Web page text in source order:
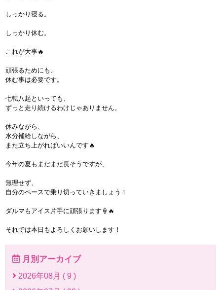
しっかり寝る。
しっかり休む。
これが大事🔥
頑張るためにも、
休む事は必要です。
七転八起といっても、
ずっと走り続けるわけじゃありません。
休みながら、
水分補給しながら、
また立ち上がればいいんです🔥
今年の夏もまだまだ長そうですが、
無理せず、
自分のペースで乗り切っていきましょう！
ダルマもアイス片手に頑張ります🍦🔥
それでは本日もよろしくお願いします！
月別アーカイブ
2026年08月 ( 9 )